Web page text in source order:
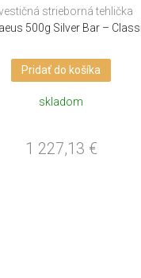
strieborná tehlička
500g Silver Bar –
Pridať do košíka
skladom
1 227,13 €